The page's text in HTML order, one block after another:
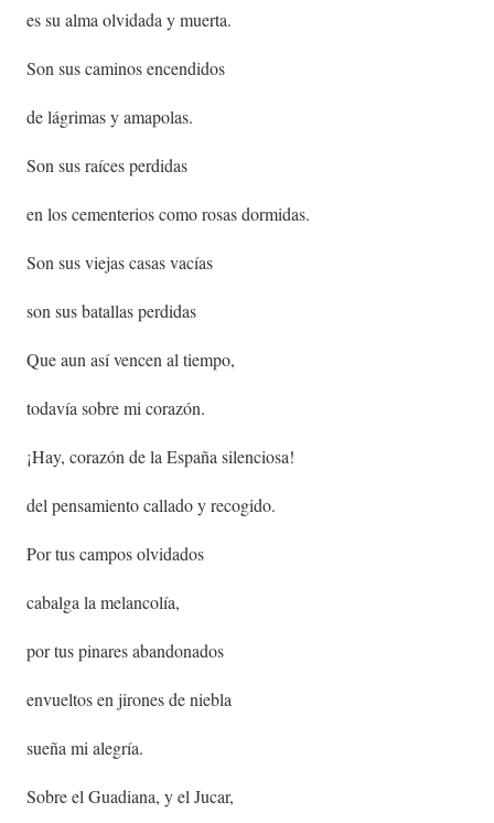
es su alma olvidada y muerta.
Son sus caminos encendidos
de lágrimas y amapolas.
Son sus raíces perdidas
en los cementerios como rosas dormidas.
Son sus viejas casas vacías
son sus batallas perdidas
Que aun así vencen al tiempo,
todavía sobre mi corazón.
¡Hay, corazón de la España silenciosa!
del pensamiento callado y recogido.
Por tus campos olvidados
cabalga la melancolía,
por tus pinares abandonados
envueltos en jirones de niebla
sueña mi alegría.
Sobre el Guadiana, y el Jucar,